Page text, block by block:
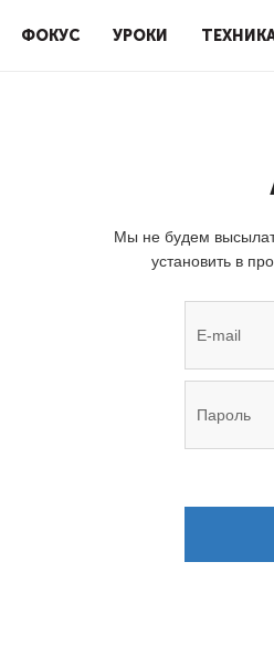
ФОКУС УРОКИ
Мы не будем
установить в